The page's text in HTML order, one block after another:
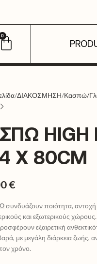
0
ΔΙΑΚΟΣΜΗΣΗ Κασπώ/
HIGH
X 80CM
€
ποιότητα, αντοχή
και εξωτερικούς
εξαιρετική
με μεγάλη διάρκεια ζωής,
χρόνο.